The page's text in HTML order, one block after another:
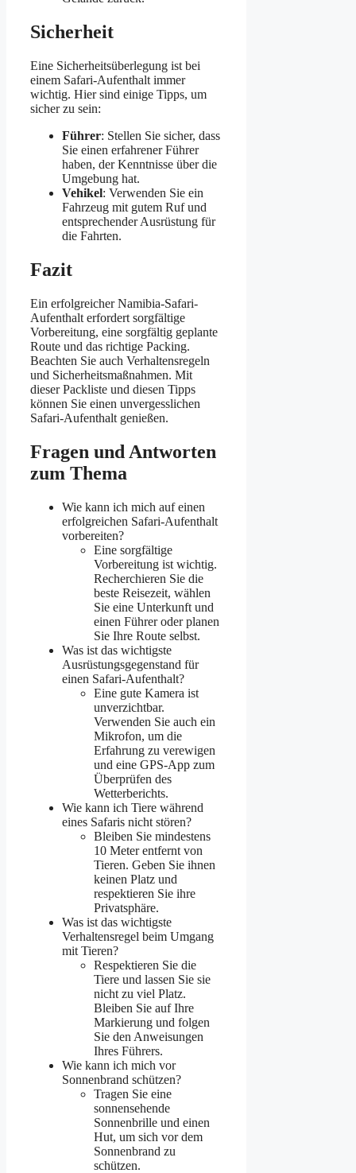
Sicherheit
Eine Sicherheitsüberlegung ist bei
einem Safari-Aufenthalt immer
wichtig. Hier sind einige Tipps, um
sicher zu sein:
Führer: Stellen Sie sicher, dass
Sie einen erfahrener Führer
haben, der Kenntnisse über die
Umgebung hat.
Vehikel: Verwenden Sie ein
Fahrzeug mit gutem Ruf und
entsprechender Ausrüstung für
die Fahrten.
Fazit
Ein erfolgreicher Namibia-Safari-
Aufenthalt erfordert sorgfältige
Vorbereitung, eine sorgfältig geplante
Route und das richtige Packing.
Beachten Sie auch Verhaltensregeln
und Sicherheitsmaßnahmen. Mit
dieser Packliste und diesen Tipps
können Sie einen unvergesslichen
Safari-Aufenthalt genießen.
Fragen und Antworten
zum Thema
Wie kann ich mich auf einen
erfolgreichen Safari-Aufenthalt
vorbereiten?
Eine sorgfältige
Vorbereitung ist wichtig.
Recherchieren Sie die
beste Reisezeit, wählen
Sie eine Unterkunft und
einen Führer oder planen
Sie Ihre Route selbst.
Was ist das wichtigste
Ausrüstungsgegenstand für
einen Safari-Aufenthalt?
Eine gute Kamera ist
unverzichtbar.
Verwenden Sie auch ein
Mikrofon, um die
Erfahrung zu verewigen
und eine GPS-App zum
Überprüfen des
Wetterberichts.
Wie kann ich Tiere während
eines Safaris nicht stören?
Bleiben Sie mindestens
10 Meter entfernt von
Tieren. Geben Sie ihnen
keinen Platz und
respektieren Sie ihre
Privatsphäre.
Was ist das wichtigste
Verhaltensregel beim Umgang
mit Tieren?
Respektieren Sie die
Tiere und lassen Sie sie
nicht zu viel Platz.
Bleiben Sie auf Ihre
Markierung und folgen
Sie den Anweisungen
Ihres Führers.
Wie kann ich mich vor
Sonnenbrand schützen?
Tragen Sie eine
sonnensehende
Sonnenbrille und einen
Hut, um sich vor dem
Sonnenbrand zu
schützen.